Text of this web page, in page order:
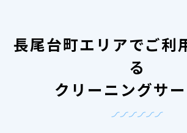
長尾台町エリアでご利
る
クリーニングサ